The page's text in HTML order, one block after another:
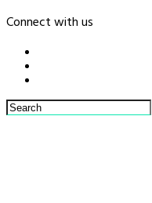
Connect with us